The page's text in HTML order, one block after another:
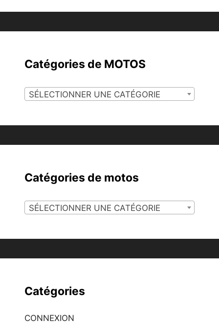
Catégories de MOTOS
SÉLECTIONNER UNE CATÉGORIE
Catégories de motos
SÉLECTIONNER UNE CATÉGORIE
Catégories
CONNEXION